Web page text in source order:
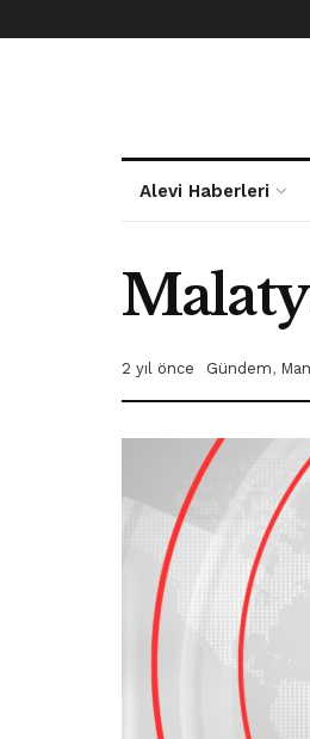
Alevi Haberleri
2 yıl önce Gündem,